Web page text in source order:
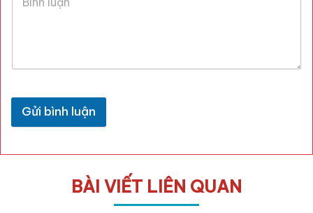
Gửi bình luận
BÀI VIẾT LIÊN QUAN